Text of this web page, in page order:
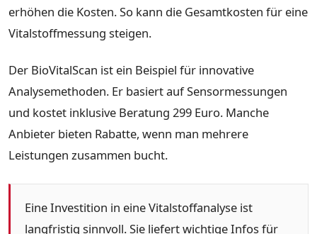
erhöhen die Kosten. So kann die Gesamtkosten für eine
Vitalstoffmessung steigen.
Der BioVitalScan ist ein Beispiel für innovative
Analysemethoden. Er basiert auf Sensormessungen
und kostet inklusive Beratung 299 Euro. Manche
Anbieter bieten Rabatte, wenn man mehrere
Leistungen zusammen bucht.
Eine Investition in eine Vitalstoffanalyse ist
langfristig sinnvoll. Sie liefert wichtige Infos für